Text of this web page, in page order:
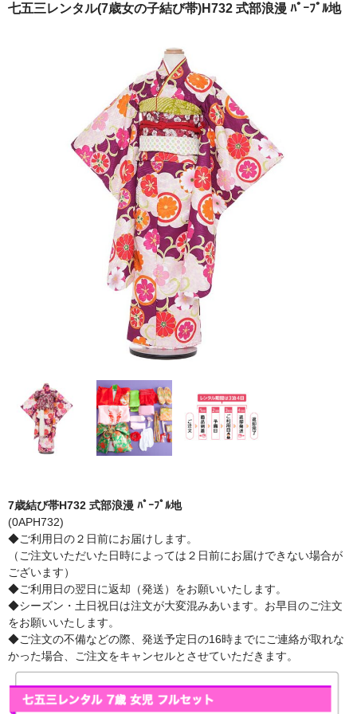
ご注文の流れ
七五三レンタル(7歳女の子結び帯)H732 式部浪漫 ﾊﾟｰﾌﾟﾙ地
7歳結び帯H732 式部浪漫 ﾊﾟｰﾌﾟﾙ地
(0APH732)
◆ご利用日の２日前にお届けします。
（ご注文いただいた日時によっては２日前にお届けできない場合が
ございます）
◆ご利用日の翌日に返却（発送）をお願いいたします。
◆シーズン・土日祝日は注文が大変混みあいます。お早目のご注文
をお願いいたします。
◆ご注文の不備などの際、発送予定日の16時までにご連絡が取れな
かった場合、ご注文をキャンセルとさせていただきます。